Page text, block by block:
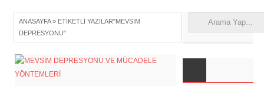
ANASAYFA» ETIKETLI YAZILAR"MEVSIM
DEPRESYONU"